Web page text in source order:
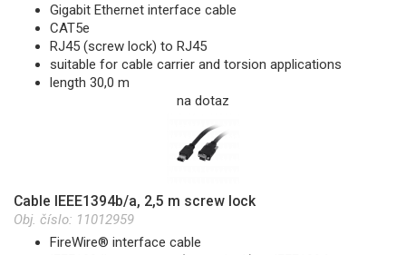
Gigabit Ethernet interface cable
CAT5e
RJ45 (screw lock) to RJ45
suitable for cable carrier and torsion applications
length 30,0 m
na dotaz
Cable IEEE1394b/a, 2,5 m screw lock
Obj. číslo: 11012959
FireWire® interface cable